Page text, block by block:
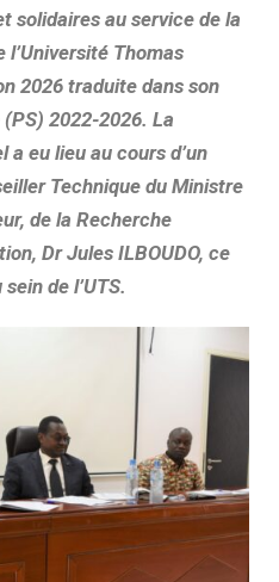
solidaires au service de la
l’Université Thomas
2026 traduite dans son
2022-2026. La
eu lieu au cours d’un
Technique du Ministre
de la Recherche
Dr Jules ILBOUDO, ce
de l’UTS.